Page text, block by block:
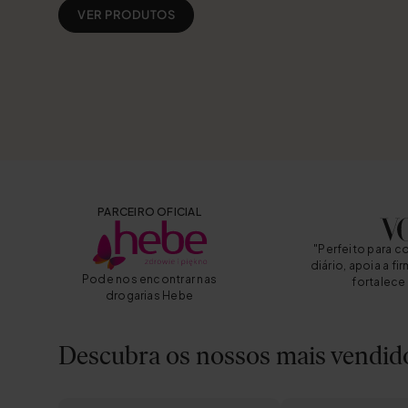
VER PRODUTOS
PARCEIRO OFICIAL
Pode nos encontrar nas
drogarias Hebe
"Perfeito para
diário, apoia a
fortalece
Descubra os nossos mais